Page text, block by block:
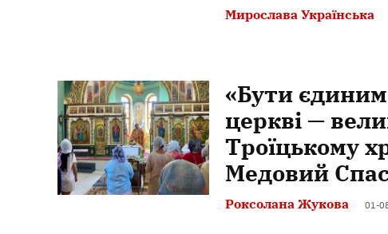
Мирослава Українська
«Бути
церкві —
Троїцькому
Медовий Спас
Роксолана Жукова 01-